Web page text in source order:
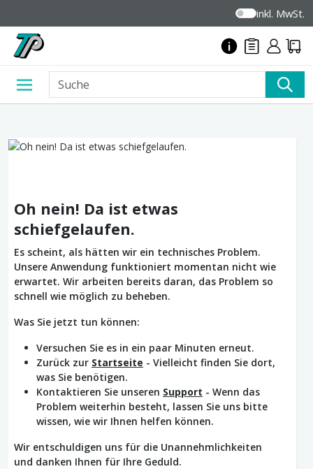
inkl. MwSt.
Oh nein! Da ist etwas
schiefgelaufen.
Es scheint, als hätten wir ein technisches Problem.
Unsere Anwendung funktioniert momentan nicht wie
erwartet. Wir arbeiten bereits daran, das Problem so
schnell wie möglich zu beheben.
Was Sie jetzt tun können:
Versuchen Sie es in ein paar Minuten erneut.
Zurück zur Startseite - Vielleicht finden Sie dort,
was Sie benötigen.
Kontaktieren Sie unseren Support - Wenn das
Problem weiterhin besteht, lassen Sie uns bitte
wissen, wie wir Ihnen helfen können.
Wir entschuldigen uns für die Unannehmlichkeiten
und danken Ihnen für Ihre Geduld.